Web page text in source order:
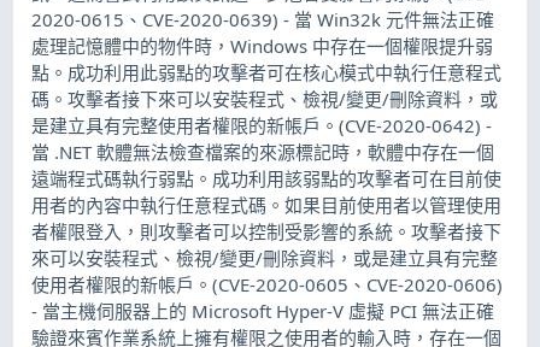
2020-0615、CVE-2020-0639) - 當 Win32k 元件無法正確
處理記憶體中的物件時，Windows 中存在一個權限提升弱
點。成功利用此弱點的攻擊者可在核心模式中執行任意程式
碼。攻擊者接下來可以安裝程式、檢視/變更/刪除資料，或
是建立具有完整使用者權限的新帳戶。(CVE-2020-0642) -
當 .NET 軟體無法檢查檔案的來源標記時，軟體中存在一個
遠端程式碼執行弱點。成功利用該弱點的攻擊者可在目前使
用者的內容中執行任意程式碼。如果目前使用者以管理使用
者權限登入，則攻擊者可以控制受影響的系統。攻擊者接下
來可以安裝程式、檢視/變更/刪除資料，或是建立具有完整
使用者權限的新帳戶。(CVE-2020-0605、CVE-2020-0606)
- 當主機伺服器上的 Microsoft Hyper-V 虛擬 PCI 無法正確
驗證來賓作業系統上擁有權限之使用者的輸入時，存在一個